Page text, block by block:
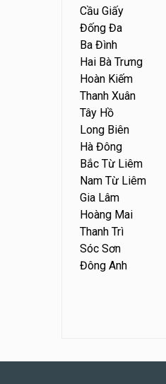
Cầu Giấy
Đống Đa
Ba Đình
Hai Bà Trưng
Hoàn Kiếm
Thanh Xuân
Tây Hồ
Long Biên
Hà Đông
Bắc Từ Liêm
Nam Từ Liêm
Gia Lâm
Hoàng Mai
Thanh Trì
Sóc Sơn
Đông Anh